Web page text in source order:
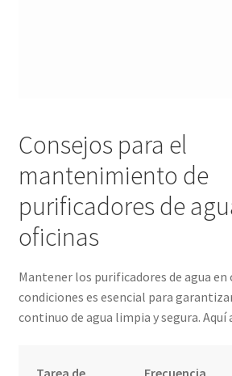
Consejos para el
mantenimiento de
purificadores de
oficinas
Mantener los purificadores de agua
condiciones es esencial para
continuo de agua limpia y segura. Aquí